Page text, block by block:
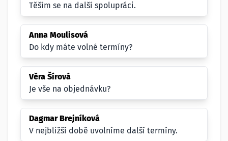
Těším se na další spolupráci.
Anna Moulisová
Do kdy máte volné termíny?
Věra Šírová
Je vše na objednávku?
Dagmar Brejníková
V nejbližší době uvolníme další termíny.